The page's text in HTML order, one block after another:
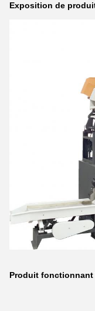
Exposition de
Produit fonctionnant